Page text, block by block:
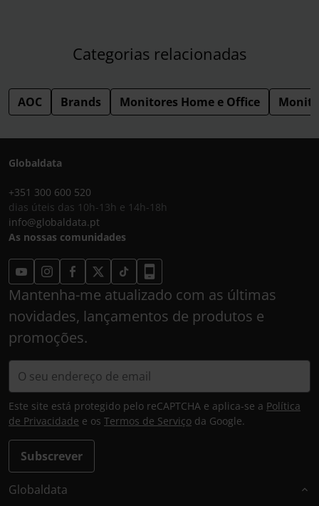
Categorias relacionadas
AOC Brands Monitores Home e Office
Globaldata
+351 300 600 520
dias úteis das 10h-13h e 14h-18h
info@globaldata.pt
As nossas comunidades
Mantenha-me atualizado com as últimas
novidades, lançamentos de produtos e
promoções.
Subscrever
Este site está protegido pelo reCAPTCHA e aplica-se a Política
de Privacidade e os Termos de Serviço da Google.
Globaldata